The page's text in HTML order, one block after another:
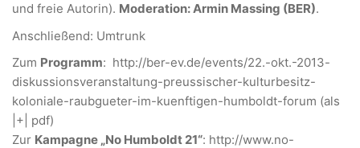
und freie Autorin). Moderation: Armin Massing (BER).
Anschließend: Umtrunk
Zum Programm: http://ber-ev.de/events/22.-okt.-2013-
diskussionsveranstaltung-preussischer-kulturbesitz-
koloniale-raubgueter-im-kuenftigen-humboldt-forum (als
|+| pdf)
Zur Kampagne „No Humboldt 21“: http://www.no-